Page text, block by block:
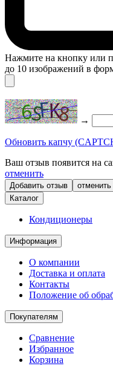
Нажмите на кнопку или
до 10 изображений в
→
Обновить капчу
Ваш отзыв появится на
отменить
отменить
Каталог
Кондиционеры
Информация
О компании
Доставка и оплата
Контакты
Положение об
Покупателям
Сравнение
Избранное
Корзина